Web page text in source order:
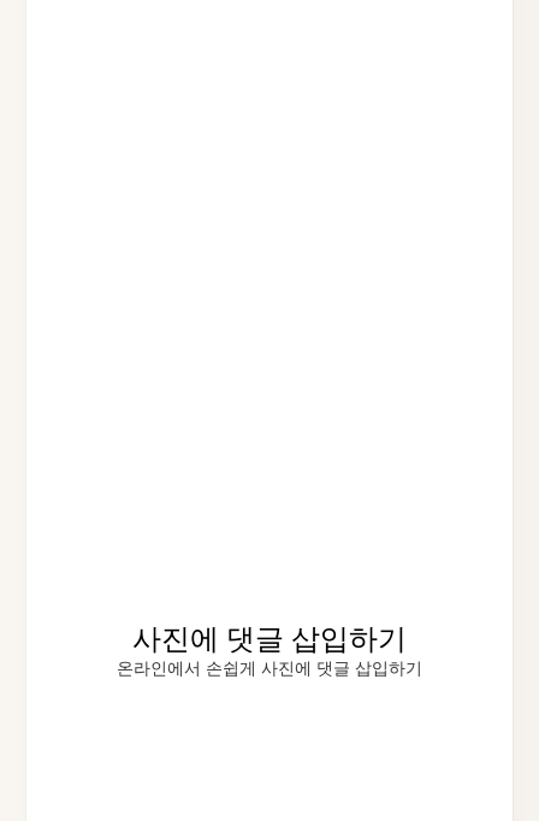
사진에 댓글 삽입하기
온라인에서 손쉽게 사진에 댓글 삽입하기